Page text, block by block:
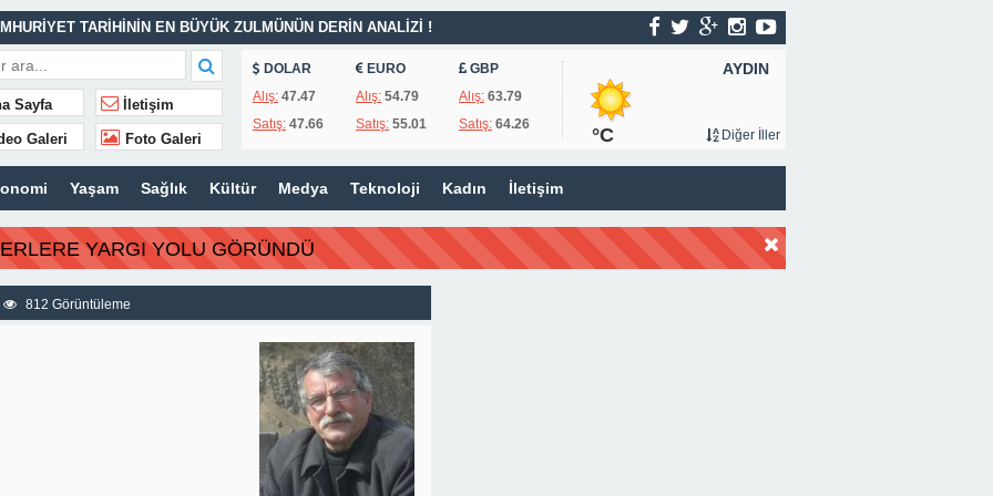
TARİHİNİN EN BÜYÜK ZULMÜNÜN DERİN ANALİZİ !
UNUTULMADI
– 42 “Kırık Şehirlerin Çocukları”
SONU !
Sayfa İletişim
Galeri Foto Galeri
DOLAR
Alış: 47.47
Satış: 47.66
EURO
Alış:54.79
Satış:55.01
GBP
Alış:63.79
Satış:64.26
AYDIN
°C Diğer İller
Yaşam Sağlık Kültür Medya Teknoloji Kadın İletişim
YARGI YOLU GÖRÜNDÜ
812 Görüntüleme